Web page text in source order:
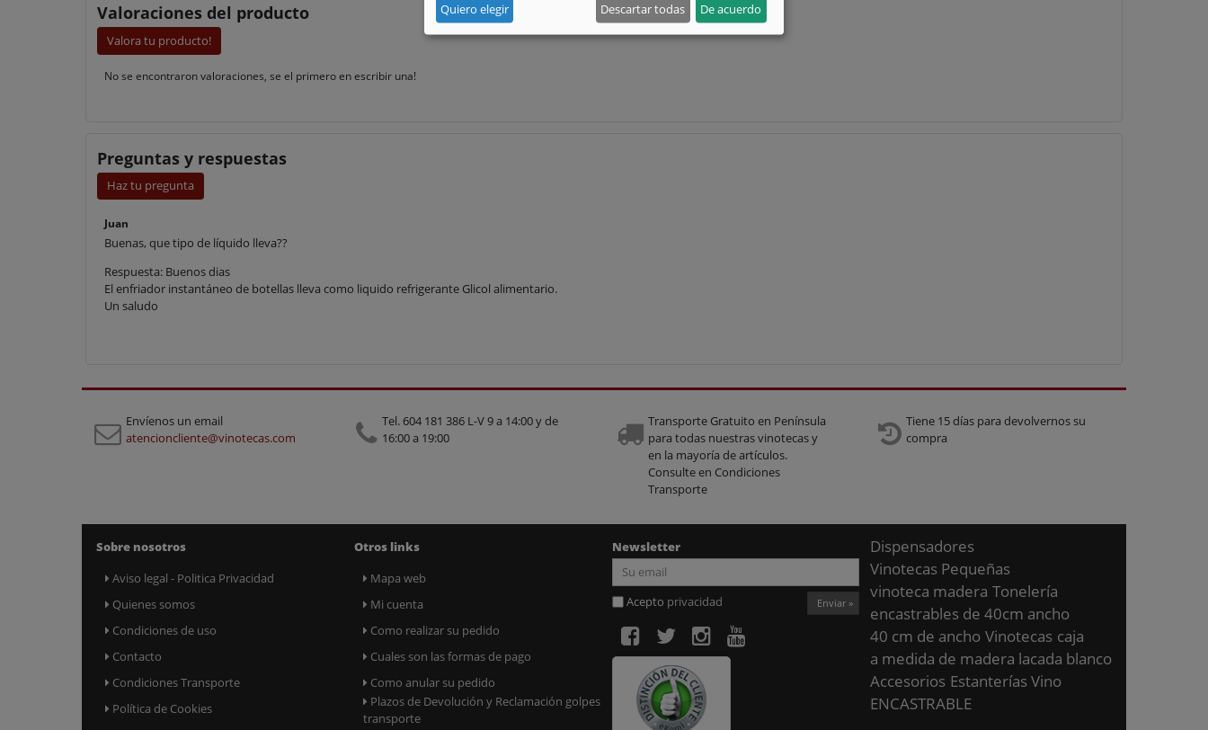
Valoraciones del producto
Valora tu producto!
No se encontraron valoraciones, se el primero en escribir una!
Preguntas y respuestas
Haz tu pregunta
Juan
Buenas, que tipo de líquido lleva??
Respuesta: Buenos dias
El enfriador instantáneo de botellas lleva como liquido refrigerante Glicol alimentario.
Un saludo
Envíenos un email
atencioncliente@vinotecas.com
Tel. 604 181 386 L-V 9 a 14:00 y de
16:00 a 19:00
Transporte Gratuito en Península
para todas nuestras vinotecas y
en la mayoría de artículos.
Consulte en Condiciones
Transporte
Tiene 15 días para devolvernos su
compra
Sobre nosotros
Aviso legal - Politica Privacidad
Quienes somos
Condiciones de uso
Contacto
Condiciones Transporte
Política de Cookies
Otros links
Mapa web
Mi cuenta
Como realizar su pedido
Cuales son las formas de pago
Como anular su pedido
Plazos de Devolución y Reclamación golpes
transporte
Newsletter
Acepto privacidad Enviar »
Dispensadores
Vinotecas Pequeñas
vinoteca madera Tonelería
encastrables de 40cm ancho
40 cm de ancho Vinotecas caja
a medida de madera lacada blanco
Accesorios Estanterías Vino
ENCASTRABLE
Quiero elegir Descartar todas De acuerdo